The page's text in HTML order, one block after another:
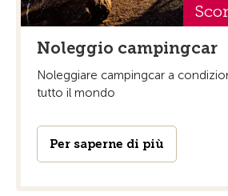
Noleggio campingcar
Noleggiare campingcar a
tutto il mondo
Per saperne di più